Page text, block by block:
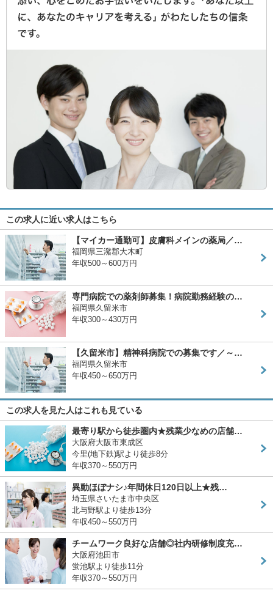
この求人に近い求人はこちら
【マイカー通勤可】皮膚科メインの薬局／…
福岡県三潴郡大木町
年収500～600万円
専門病院での薬剤師募集！病院勤務経験の…
福岡県久留米市
年収300～430万円
【久留米市】精神科病院での募集です／～…
福岡県久留米市
年収450～650万円
この求人を見た人はこれも見ている
最寄り駅から徒歩圏内★残業少なめの店舗…
大阪府大阪市東成区
今里(地下鉄)駅より徒歩8分
年収370～550万円
異動ほぼナシ♪年間休日120日以上★残…
埼玉県さいたま市中央区
北与野駅より徒歩13分
年収450～550万円
チームワーク良好な店舗◎社内研修制度充…
大阪府池田市
蛍池駅より徒歩11分
年収370～550万円